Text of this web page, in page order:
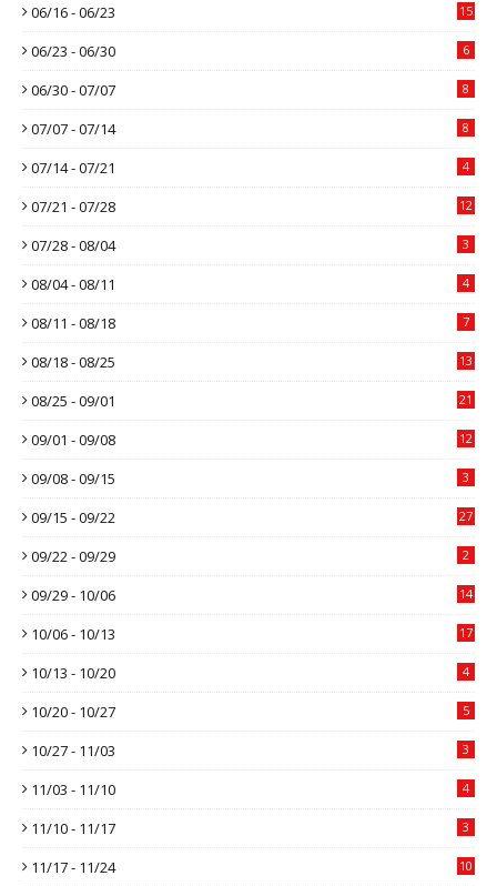
06/16 - 06/23 15
06/23 - 06/30 6
06/30 - 07/07 8
07/07 - 07/14 8
07/14 - 07/21 4
07/21 - 07/28 12
07/28 - 08/04 3
08/04 - 08/11 4
08/11 - 08/18 7
08/18 - 08/25 13
08/25 - 09/01 21
09/01 - 09/08 12
09/08 - 09/15 3
09/15 - 09/22 27
09/22 - 09/29 2
09/29 - 10/06 14
10/06 - 10/13 17
10/13 - 10/20 4
10/20 - 10/27 5
10/27 - 11/03 3
11/03 - 11/10 4
11/10 - 11/17 3
11/17 - 11/24 10